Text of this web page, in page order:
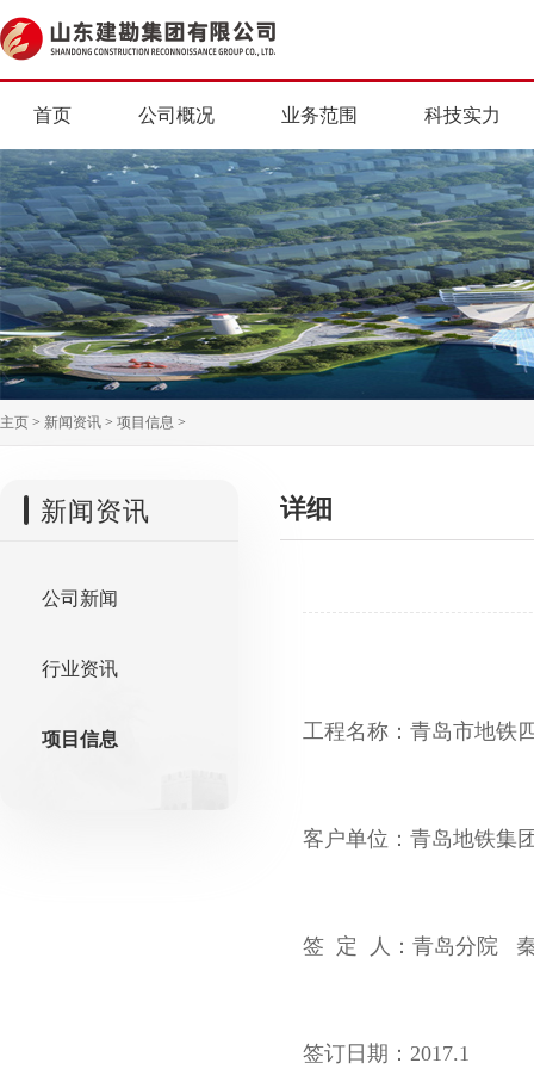
首页 公司概况 业务范围 科技实力
主页 > 新闻资讯 > 项目信息 >
新闻资讯
公司新闻
行业资讯
项目信息
详细
工程名称：青岛市地铁
客户单位：青岛地铁集
签 定 人：青岛分院
签订日期：2017.1